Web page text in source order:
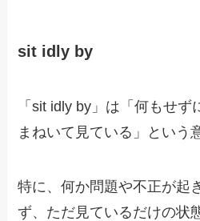
sit idly by
「sit idly by」は「何もせ
まねいて見ている」という
特に、何か問題や不正が起
ず、ただ見ているだけの状